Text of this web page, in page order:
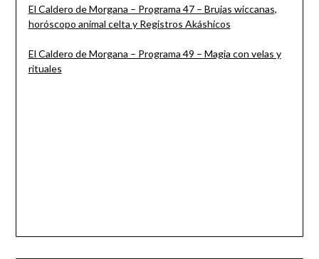
El Caldero de Morgana – Programa 47 – Brujas wiccanas,
horóscopo animal celta y Registros Akáshicos
El Caldero de Morgana – Programa 49 – Magia con velas y
rituales